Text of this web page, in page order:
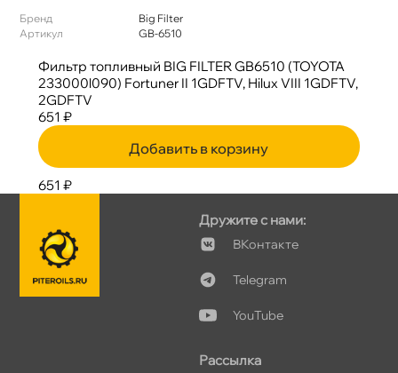
Бренд
Big Filter
Артикул
GB-6510
Фильтр топливный BIG FILTER GB6510 (TOYOTA
233000l090) Fortuner II 1GDFTV, Hilux VIII 1GDFTV,
2GDFTV
651 ₽
Добавить в корзину
651 ₽
Дружите с нами:
Контакте
Telegram
YouTube
Рассылка